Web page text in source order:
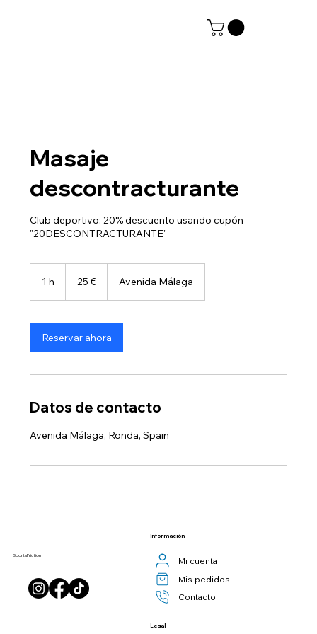
Masaje
descontracturante
Club deportivo: 20% descuento usando cupón
"20DESCONTRACTURANTE"
1 h 25 € Avenida Málaga
Reservar ahora
Datos de contacto
Avenida Málaga, Ronda, Spain
SportsFriction
Legal
Información
Mi cuenta
Mis pedidos
Contacto